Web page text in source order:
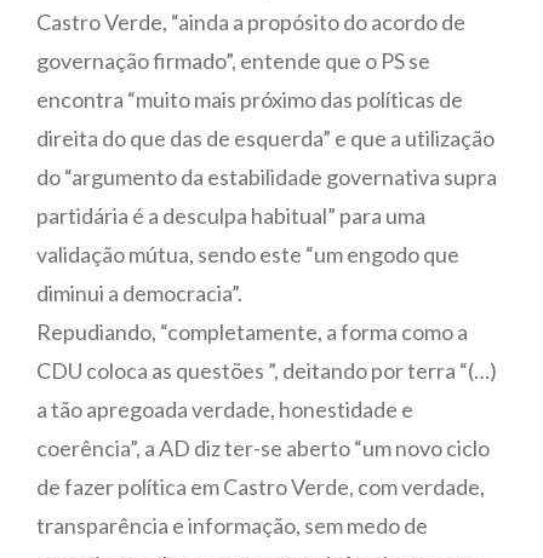
Castro Verde, “ainda a propósito do acordo de
governação firmado”, entende que o PS se
encontra “muito mais próximo das políticas de
direita do que das de esquerda” e que a utilização
do “argumento da estabilidade governativa supra
partidária é a desculpa habitual” para uma
validação mútua, sendo este “um engodo que
diminui a democracia”.
Repudiando, “completamente, a forma como a
CDU coloca as questões ”, deitando por terra “(…)
a tão apregoada verdade, honestidade e
coerência”, a AD diz ter-se aberto “um novo ciclo
de fazer política em Castro Verde, com verdade,
transparência e informação, sem medo de